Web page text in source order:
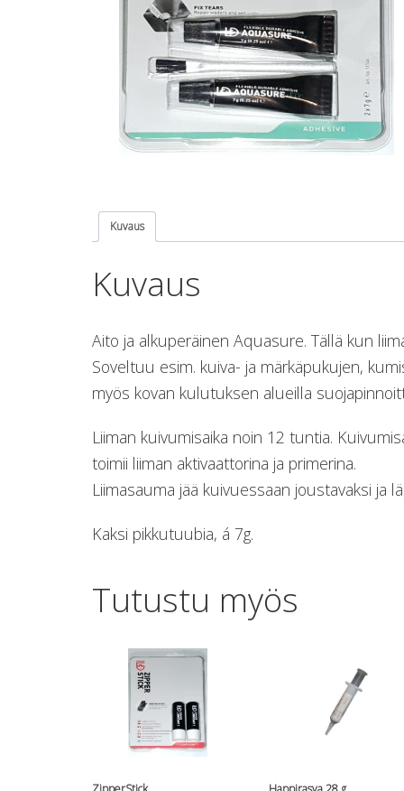
Kuvaus
Kuvaus
Aito ja alkuperäinen Aquasure. Tällä kun
Soveltuu esim. kuiva- ja märkäpukujen,
myös kovan kulutuksen alueilla
Liiman kuivumisaika noin 12 tuntia.
toimii liiman aktivaattorina ja primerina.
Liimasauma jää kuivuessaan joustavaksi ja
Kaksi pikkutuubia, á 7g.
Tutustu myös